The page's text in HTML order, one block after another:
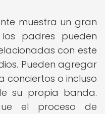
muestra un gran
padres pueden
con este
Pueden agregar
conciertos o incluso
su propia banda.
el proceso de